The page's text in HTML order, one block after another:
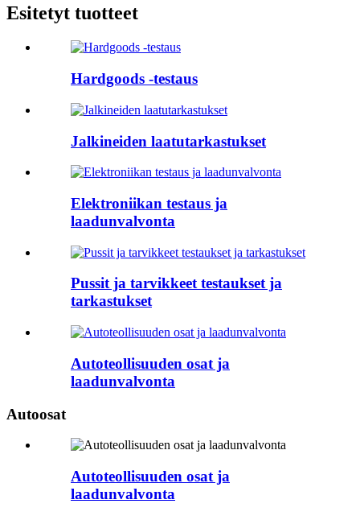
Esitetyt tuotteet
Hardgoods -testaus
Jalkineiden laatutarkastukset
Elektroniikan testaus ja
laadunvalvonta
Pussit ja tarvikkeet testaukset ja
tarkastukset
Autoteollisuuden osat ja
laadunvalvonta
Autoosat
Autoteollisuuden osat ja
laadunvalvonta